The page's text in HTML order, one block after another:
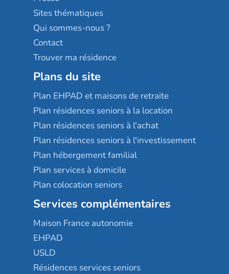
Résidences services Villa Médicis
Sites thématiques
Qui sommes-nous ?
Contact
Trouver ma résidence
Plans du site
Plan EHPAD et maisons de retraite
Plan résidences seniors à la location
Plan résidences seniors à l'achat
Plan résidences seniors à l'investissement
Plan hébergement familial
Plan services à domicile
Plan colocation seniors
Services complémentaires
Maison France autonomie
EHPAD
USLD
Résidences services seniors